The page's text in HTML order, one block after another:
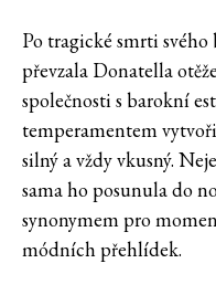
Po tragické smrti
převzala Donatella
společnosti s barokní
temperamentem
silný a vždy vkusný.
sama ho posunula do
synonymem pro
módních přehlídek.